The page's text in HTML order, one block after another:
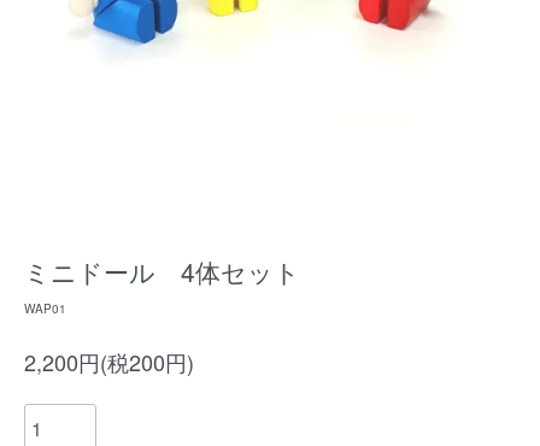
ミニドール 4体セット
WAP01
2,200円(税200円)